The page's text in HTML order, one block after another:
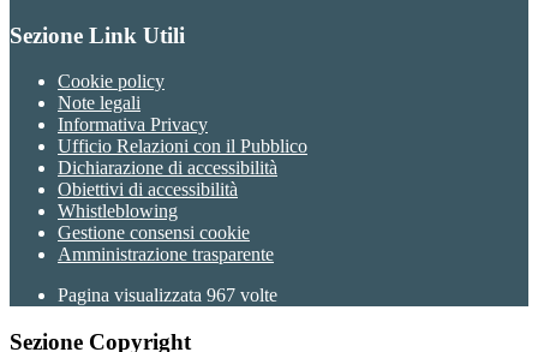
Sezione Link Utili
Cookie policy
Note legali
Informativa Privacy
Ufficio Relazioni con il Pubblico
Dichiarazione di accessibilità
Obiettivi di accessibilità
Whistleblowing
Gestione consensi cookie
Amministrazione trasparente
Pagina visualizzata 967 volte
Sezione Copyright